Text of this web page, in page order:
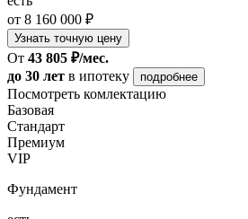
от 8 160 000 ₽
Узнать точную цену
От 43 805 ₽/мес.
до 30 лет в ипотеку подробнее
Посмотреть комлектацию
Базовая
Стандарт
Премиум
VIP
Фундамент